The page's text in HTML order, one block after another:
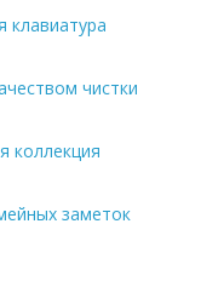
клавиатура
чистки
коллекция
заметок